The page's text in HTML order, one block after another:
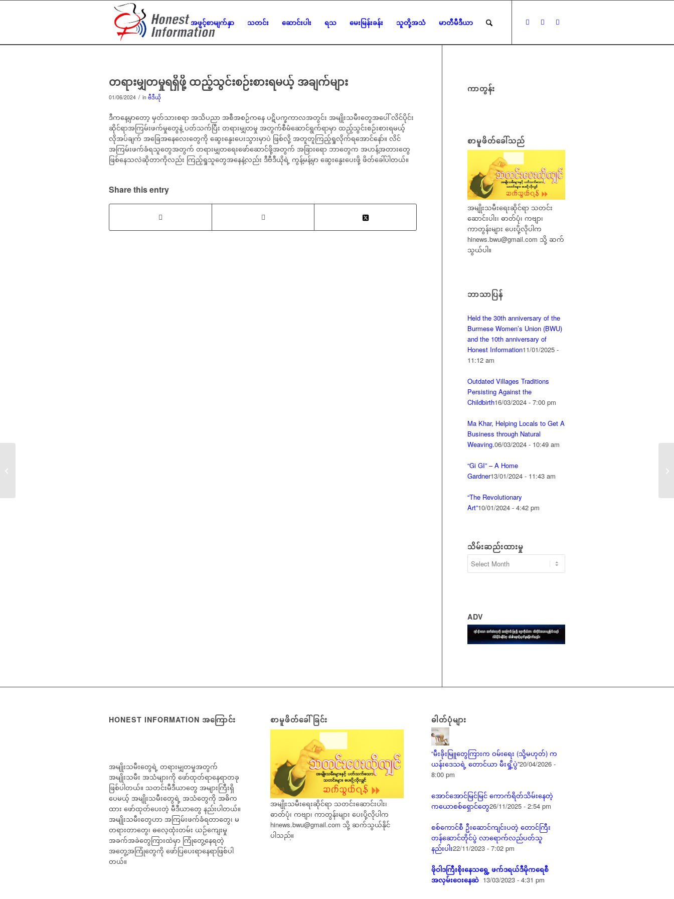
အဖွင့်စာမျက်နှာ သတင်း ဆောင်းပါး ရသ မေးမြန်းခန်း သူတို့အသံ မာတီမီဒီယာ
တရားမျှတမှုရရှိဖို့ ထည့်သွင်းစဉ်းစားရမယ့် အချက်များ
01/06/2024 / in ဗီဒီယို
ဒီကနေ့မှာတော့ မှတ်သားစရာ အသိပညာ အစီအစဉ်ကနေ ပဋိပက္ခကာလအတွင်း အမျိုးသမီးတွေအပေါ် လိင်ပိုင်း
ဆိုင်ရာအကြမ်းဖက်မှုတွေနဲ့ ပတ်သက်ပြီး တရားမျှတမှု အတွက်စီမံဆောင်ရွက်ရာမှာ ထည့်သွင်းစဉ်းစားရမယ့်
လိုအပ်ချက် အခြေအနေလေးတွေကို ဆွေးနွေးပေးသွားမှာပဲ ဖြစ်လို့ အတူတူကြည့်ရှုလိုက်ရအောင်နော်။ လိင်
အကြမ်းဖက်ခံရသူတွေအတွက် တရားမျှတရေးဖော်ဆောင်ဖို့အတွက် အခြားရော ဘာတွေက အဟန့်အတားတွေ
ဖြစ်နေသလဲဆိုတာကိုလည်း ကြည့်ရှုသူတွေအနေနဲ့လည်း ဒီဗီဒီယိုရဲ့ ကွန့်မန့်မှာ ဆွေးနွေးပေးဖို့ ဖိတ်ခေါ်ပါတယ်။
Share this entry
ကာတွန်း
စာမူဖိတ်ခေါ်သည်
အမျိုးသမီးရေးဆိုင်ရာ သတင်း
ဆောင်းပါး၊ ဓာတ်ပုံ၊ ကဗျာ၊
ကာတွန်းများ ပေးပို့လိုပါက
hinews.bwu@gmail.com သို့ ဆက်
သွယ်ပါ။
ဘာသာပြန်
Held the 30th anniversary of the
Burmese Women’s Union (BWU)
and the 10th anniversary of
Honest Information11/01/2025 -
11:12 am
Outdated Villages Traditions
Persisting Against the
Childbirth16/03/2024 - 7:00 pm
Ma Khar, Helping Locals to Get A
Business through Natural
Weaving.06/03/2024 - 10:49 am
“Gi GI” – A Home
Gardner13/01/2024 - 11:43 am
“The Revolutionary
Art”10/01/2024 - 4:42 pm
သိမ်းဆည်းထားမှု
ADV
HONEST INFORMATION အကြောင်း
အမျိုးသမီးတွေရဲ့ တရားမျှတမှုအတွက်
အမျိုးသမီး အသံများကို ဖော်ထုတ်ရာနေရာတခု
ဖြစ်ပါတယ်။ သတင်းမီဒီယာတွေ အများကြီးရှိ
ပေမယ့် အမျိုးသမီးတွေရဲ့ အသံတွေကို အဓိက
ထား ဖော်ထုတ်ပေးတဲ့ မီဒီယာတွေ နည်းပါတယ်။
အမျိုးသမီးတွေဟာ အကြမ်းဖက်ခံရတာတွေ၊ မ
တရားတာတွေ၊ ဓလေ့ထုံးတမ်း ယဉ်ကျေးမှု
အခက်အခဲတွေကြားထဲမှာ ကြုံတွေ့နေရတဲ့
အတွေ့အကြုံတွေကို ဖော်ပြပေးရာနေရာဖြစ်ပါ
တယ်။
စာမူဖိတ်ခေါ်ခြင်း
အမျိုးသမီးရေးဆိုင်ရာ သတင်းဆောင်းပါး၊
ဓာတ်ပုံ၊ ကဗျာ၊ ကာတွန်းများ ပေးပို့လိုပါက
hinews.bwu@gmail.com သို့ ဆက်သွယ်နိုင်
ပါသည်။
ဓါတ်ပုံများ
“မီးခိုးမြူတွေကြားက ဝမ်းရေး (သို့မဟုတ်) က
ယန်းဒေသရဲ့ တောင်ယာ မီးရှို့ပွဲ”20/04/2026 -
8:00 pm
အောင်အောင်မြင်မြင် ကောက်ရိတ်သိမ်းနေတဲ့
ကယောစစ်ရှောင်တွေ26/11/2025 - 2:54 pm
စစ်ကောင်စီ ဦးဆောင်ကျင်းပတဲ့ တောင်ကြီး
တန်ဆောင်တိုင်ပွဲ လာရောက်လည်ပတ်သူ
နည်းပါး22/11/2023 - 7:02 pm
ဖိုဝါဒကြီးစိုးနေသရွေ့ ဖက်ဒရယ်ဒီမိုကရေစီ
အလှမ်းဝေးနေဆဲ 13/03/2023 - 4:31 pm